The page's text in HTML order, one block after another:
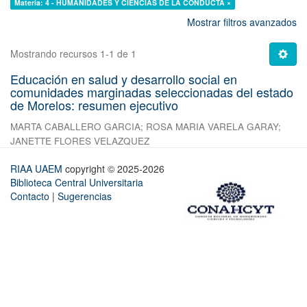
Materia: 4 - HUMANIDADES Y CIENCIAS DE LA CONDUCTA ×
Mostrar filtros avanzados
Mostrando recursos 1-1 de 1
Educación en salud y desarrollo social en
comunidades marginadas seleccionadas del estado
de Morelos: resumen ejecutivo
MARTA CABALLERO GARCIA; ROSA MARIA VARELA GARAY;
JANETTE FLORES VELAZQUEZ
RIAA UAEM copyright © 2025-2026
Biblioteca Central Universitaria
Contacto | Sugerencias